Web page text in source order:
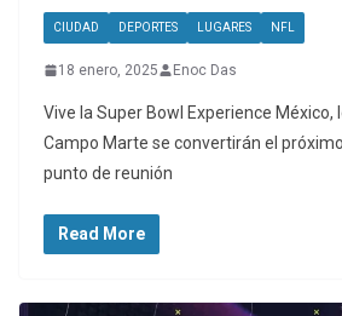
CIUDAD DEPORTES LUGARES NFL
18 enero, 2025 Enoc Das
Vive la Super Bowl Experience México,
Campo Marte se convertirán el
punto de reunión
Read More